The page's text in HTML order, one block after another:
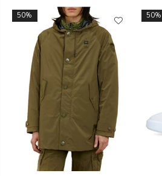
50% 50%